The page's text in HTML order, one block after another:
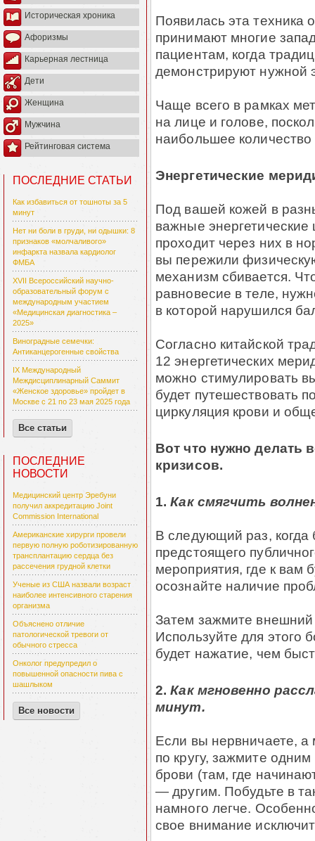
Историческая хроника
Афоризмы
Карьерная лестница
Дети
Женщина
Мужчина
Рейтинговая система
ПОСЛЕДНИЕ СТАТЬИ
Как избавиться от тошноты за 5
минут
Нет ни боли в груди, ни одышки: 8
признаков «молчаливого»
инфаркта назвала кардиолог
ФМБА
XVII Всероссийский научно-
образовательный форум с
международным участием
«Медицинская диагностика –
2025»
Виноградные семечки:
Антиканцерогенные свойства
IX Международный
Междисциплинарный Саммит
«Женское здоровье» пройдет в
Москве с 21 по 23 мая 2025 года
Все статьи
ПОСЛЕДНИЕ
НОВОСТИ
Медицинский центр Эребуни
получил аккредитацию Joint
Commission International
Американские хирурги провели
первую полную роботизированную
трансплантацию сердца без
рассечения грудной клетки
Ученые из США назвали возраст
наиболее интенсивного старения
организма
Объяснено отличие
патологической тревоги от
обычного стресса
Онколог предупредил о
повышенной опасности пива с
шашлыком
Все новости
Появилась эта техника
принимают многие
пациентам, когда
демонстрируют нужной
Чаще всего в рамках
на лице и голове,
наибольшее
Энергетические
Под вашей кожей в
важные
проходит через них в
вы пережили
механизм сбивается.
равновесие в теле,
в которой нарушился
Согласно китайской
12 энергетических
можно стимулировать
будет путешествовать
циркуляция крови и
Вот что нужно делать
кризисов.
1. Как смягчить
В следующий раз, когда
предстоящего
мероприятия, где к вам
осознайте наличие
Затем зажмите
Используйте для
будет нажатие, чем
2. Как мгновенно
минут.
Если вы нервничаете, а
по кругу, зажмите
брови (там, где
— другим. Побудьте в
намного легче.
свое внимание